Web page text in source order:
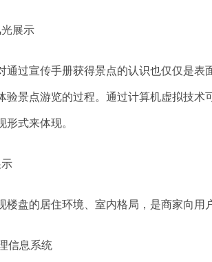
展示
通过宣传手册获得景点的认识也仅仅是
验景点游览的过程。通过计算机虚拟技
形式来体现。
楼盘的居住环境、室内格局，是商家向用
信息系统